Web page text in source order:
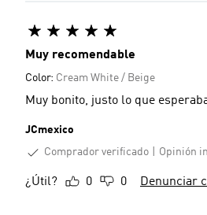
Muy recomendable
Color: Cream White / Beige
Muy bonito, justo lo que
JCmexico
Comprador verificado
Opinión
¿Útil? 0 0 Denunciar